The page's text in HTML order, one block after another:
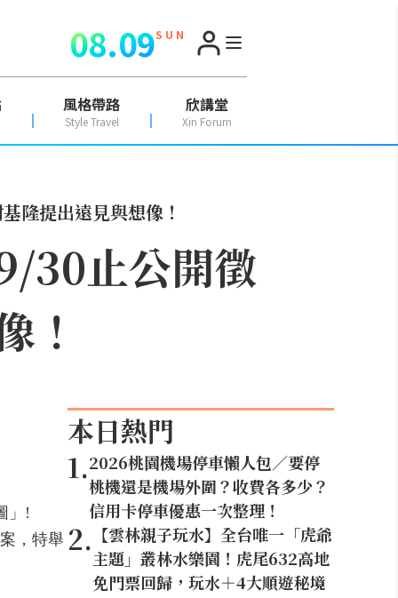
08.09S U N
風格帶路
Style Travel
欣講堂
Xin Forum
隆提出遠見與想像！
30止公開徵
！
」!
，特舉
本日熱門
1.2026桃園機場停車懶人包／要停
桃機還是機場外圍？收費各多少？
信用卡停車優惠一次整理！
2. 【雲林親子玩水】全台唯一「虎爺
主題」叢林水樂園！虎尾632高地
免門票回歸，玩水＋4大順遊秘境